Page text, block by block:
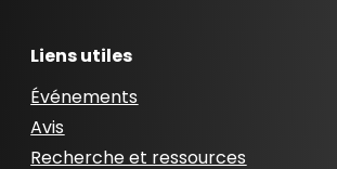
Liens utiles
Événements
Avis
Recherche et ressources